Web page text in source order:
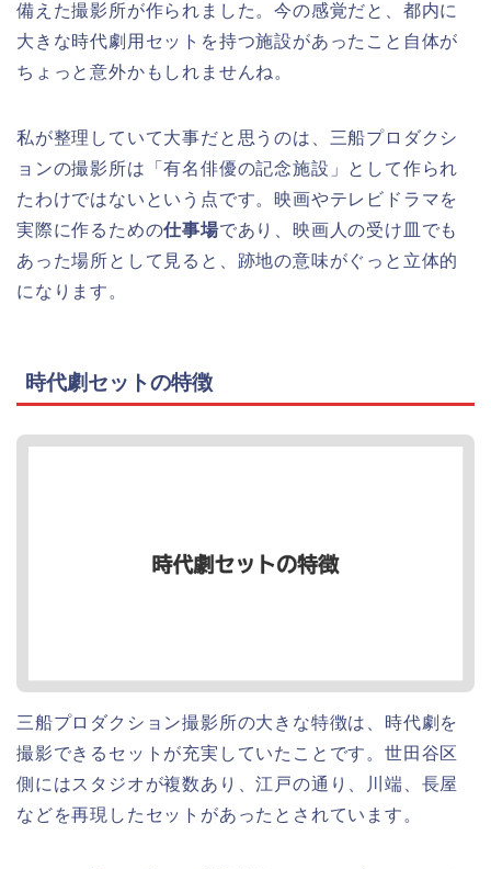
備えた撮影所が作られました。今の感覚だと、都内に
大きな時代劇用セットを持つ施設があったこと自体が
ちょっと意外かもしれませんね。
私が整理していて大事だと思うのは、三船プロダクシ
ョンの撮影所は「有名俳優の記念施設」として作られ
たわけではないという点です。映画やテレビドラマを
実際に作るための仕事場であり、映画人の受け皿でも
あった場所として見ると、跡地の意味がぐっと立体的
になります。
時代劇セットの特徴
三船プロダクション撮影所の大きな特徴は、時代劇を
撮影できるセットが充実していたことです。世田谷区
側にはスタジオが複数あり、江戸の通り、川端、長屋
などを再現したセットがあったとされています。